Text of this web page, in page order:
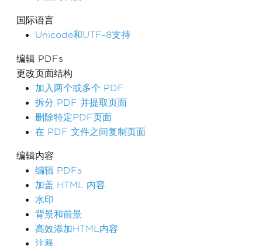
国际语言
Unicode和UTF-8支持
编辑 PDFs
更改页面结构
加入两个或多个 PDF
拆分 PDF 并提取页面
删除特定PDF页面
在 PDF 文件之间复制页面
编辑内容
编辑 PDFs
加盖 HTML 内容
水印
背景和前景
高效添加HTML内容
注释